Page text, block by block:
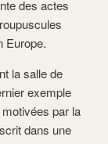
des actes
Europe.
la salle de
exemple
motivées par la
dans une